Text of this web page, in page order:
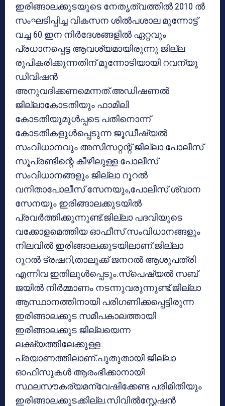
ഇരിങ്ങാലക്കുടയുടെ നേതൃത്വത്തില്‍ 2010 ല്‍
സംഘടിപ്പിച്ച വികസന ശില്‍പശാല മുന്നോട്ട്
വച്ച 60 ഇന നിര്‍ദേശങ്ങളില്‍ ഏറ്റവും
പ്രധാനപ്പെട്ട ആവശ്യമായിരുന്നു ജില്ല
രൂപികരിക്കുന്നതിന് മുന്നോടിയായി റവന്യൂ
ഡിവിഷന്‍
അനുവദിക്കണമെന്നത്.അഡിഷണല്‍
ജില്ലാകോടതിയും ഫാമിലി
കോടതിയുമുള്‍പ്പടെ പതിനൊന്ന്
കോടതികളുള്‍പ്പെടുന്ന ജൂഡീഷ്യല്‍
സംവിധാനവും അസിസറ്റന്റ് ജില്ലാ പോലീസ്
സൂപ്രണ്ടിന്റെ കീഴിലുള്ള പോലീസ്
സംവിധാനങ്ങളും ജില്ലാ റൂറല്‍
വനിതാപോലീസ് സേനയും,പോലീസ് ശ്വാന
സേനയും ഇരിങ്ങാലക്കുടയില്‍
പ്രവര്‍ത്തിക്കുന്നുണ്ട്.ജില്ലാ പദവിയുടെ
വക്കോളമെത്തിയ ഓഫീസ് സംവിധാനങ്ങളും
നിലവില്‍ ഇരിങ്ങാലക്കുടയിലാണ്.ജില്ലാ
റൂറല്‍ ട്രഷറി,താലൂക്ക് ജനറല്‍ ആശുപത്രി
എന്നിവ ഇതിലുള്‍പ്പെടും.സ്പെഷ്യല്‍ സബ്
ജയില്‍ നിര്‍മ്മാണം നടന്നുവരുന്നുണ്ട്.ജില്ലാ
ആസ്ഥാനത്തിനായി പരിഗണിക്കപ്പെട്ടിരുന്ന
ഇരിങ്ങാലക്കുട സമീപകാലത്തായി
ഇരിങ്ങാലക്കുട ജില്ലയെന്ന
ലക്ഷ്യത്തിലേക്കുള്ള
പ്രയാണത്തിലാണ്.പുതുതായി ജില്ലാ
ഓഫിസുകള്‍ ആരംഭിക്കാനായി
സ്ഥലസൗകര്യമന്വേഷിക്കേണ്ട പരിമിതിയും
ഇരിങ്ങാലക്കുടക്കില്ല.സിവില്‍സ്റ്റേഷന്‍